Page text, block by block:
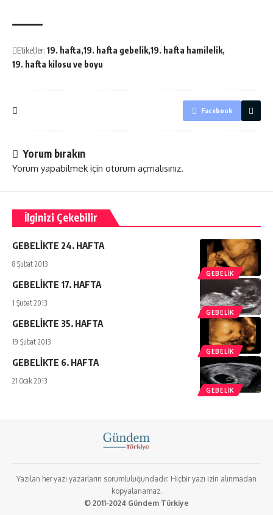
Etiketler: 19. hafta 19. hafta gebelik 19. hafta hamilelik
19. hafta kilosu ve boyu
Facebook
Yorum bırakın
Yorum yapabilmek için oturum açmalısınız.
İlginizi Çekebilir
GEBELIK
GEBELİKTE 24. HAFTA
8 Şubat 2013
GEBELIK
GEBELİKTE 17. HAFTA
1 Şubat 2013
GEBELIK
GEBELİKTE 35. HAFTA
19 Şubat 2013
GEBELIK
GEBELİKTE 6. HAFTA
21 Ocak 2013
Yazılan her yazı yazarların sorumluluğundadır. Hiçbir yazı izin alınmadan
kopyalanamaz.
© 2011-2024 Gündem Türkiye